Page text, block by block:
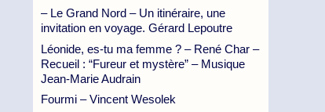
– Le Grand Nord – Un itinéraire, une
invitation en voyage. Gérard Lepoutre
Léonide, es-tu ma femme ? – René Char –
Recueil : “Fureur et mystère” – Musique
Jean-Marie Audrain
Fourmi – Vincent Wesolek